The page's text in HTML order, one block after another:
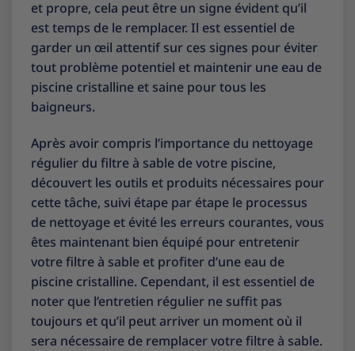
et propre, cela peut être un signe évident qu’il
est temps de le remplacer. Il est essentiel de
garder un œil attentif sur ces signes pour éviter
tout problème potentiel et maintenir une eau de
piscine cristalline et saine pour tous les
baigneurs.
Après avoir compris l’importance du nettoyage
régulier du filtre à sable de votre piscine,
découvert les outils et produits nécessaires pour
cette tâche, suivi étape par étape le processus
de nettoyage et évité les erreurs courantes, vous
êtes maintenant bien équipé pour entretenir
votre filtre à sable et profiter d’une eau de
piscine cristalline. Cependant, il est essentiel de
noter que l’entretien régulier ne suffit pas
toujours et qu’il peut arriver un moment où il
sera nécessaire de remplacer votre filtre à sable.